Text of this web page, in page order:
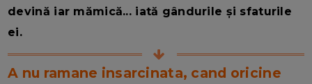
devină iar mămică... iată gândurile și sfaturile
ei.
A nu ramane insarcinata, cand oricine